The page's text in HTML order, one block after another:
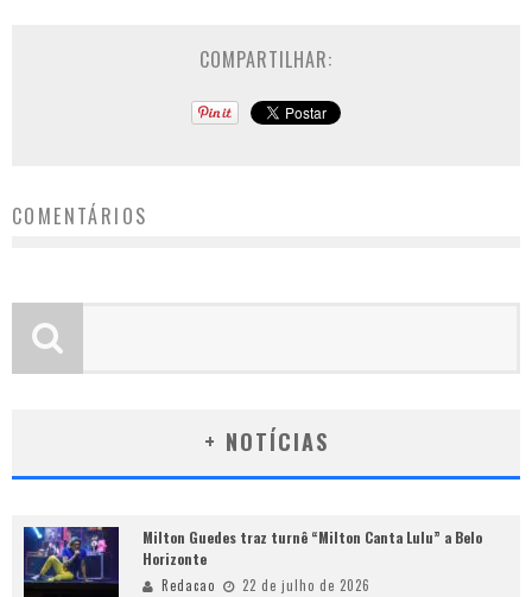
COMPARTILHAR:
COMENTÁRIOS
+ NOTÍCIAS
Milton Guedes traz turnê “Milton Canta Lulu” a Belo
Horizonte
Redacao 22 de julho de 2026